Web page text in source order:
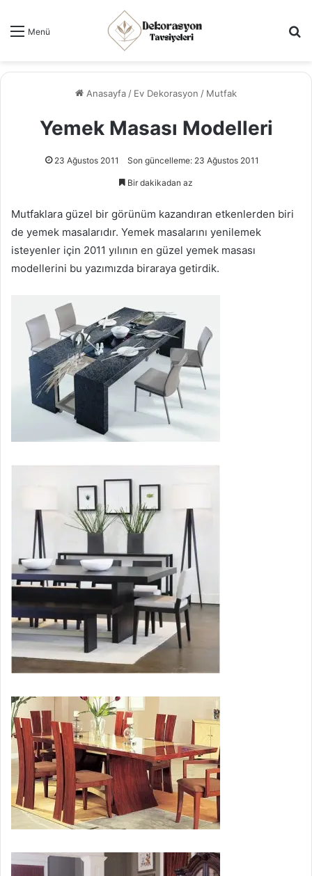
Menü
Anasayfa / Ev Dekorasyon / Mutfak
Yemek Masası Modelleri
23 Ağustos 2011 Son güncelleme: 23 Ağustos 2011
Bir dakikadan az
Mutfaklara güzel bir görünüm kazandıran etkenlerden biri
de yemek masalarıdır. Yemek masalarını yenilemek
isteyenler için 2011 yılının en güzel yemek masası
modellerini bu yazımızda biraraya getirdik.